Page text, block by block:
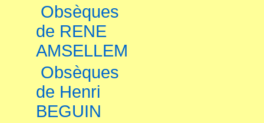
Obsèques
de RENE
AMSELLEM
Obsèques
de Henri
BEGUIN